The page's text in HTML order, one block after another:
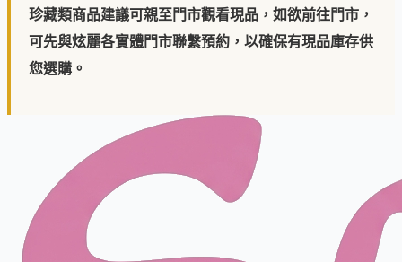
珍藏類商品建議可親至門市觀看現品，如欲前往門市，
可先與炫麗各實體門市聯繫預約，以確保有現品庫存供
您選購。